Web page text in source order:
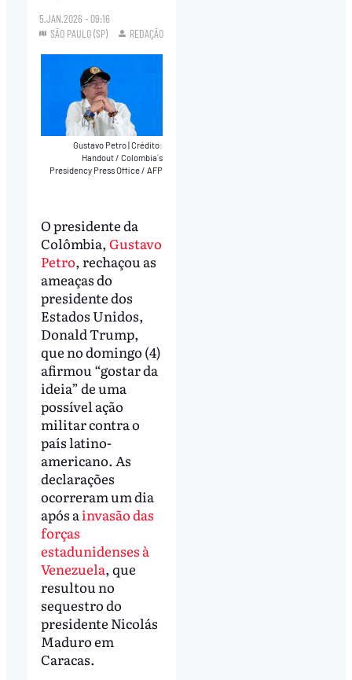
5.JAN.2026 - 09:16
SÃO PAULO (SP)
REDAÇÃO
Gustavo Petro|Crédito:
Handout / Colombia´s
Presidency Press Office / AFP
O presidente da
Colômbia, Gustavo
Petro, rechaçou as
ameaças do
presidente dos
Estados Unidos,
Donald Trump,
que no domingo (4)
afirmou “gostar da
ideia” de uma
possível ação
militar contra o
país latino-
americano. As
declarações
ocorreram um dia
após ainvasão das
forças
estadunidenses à
Venezuela, que
resultou no
sequestro do
presidente Nicolás
Maduro em
Caracas.